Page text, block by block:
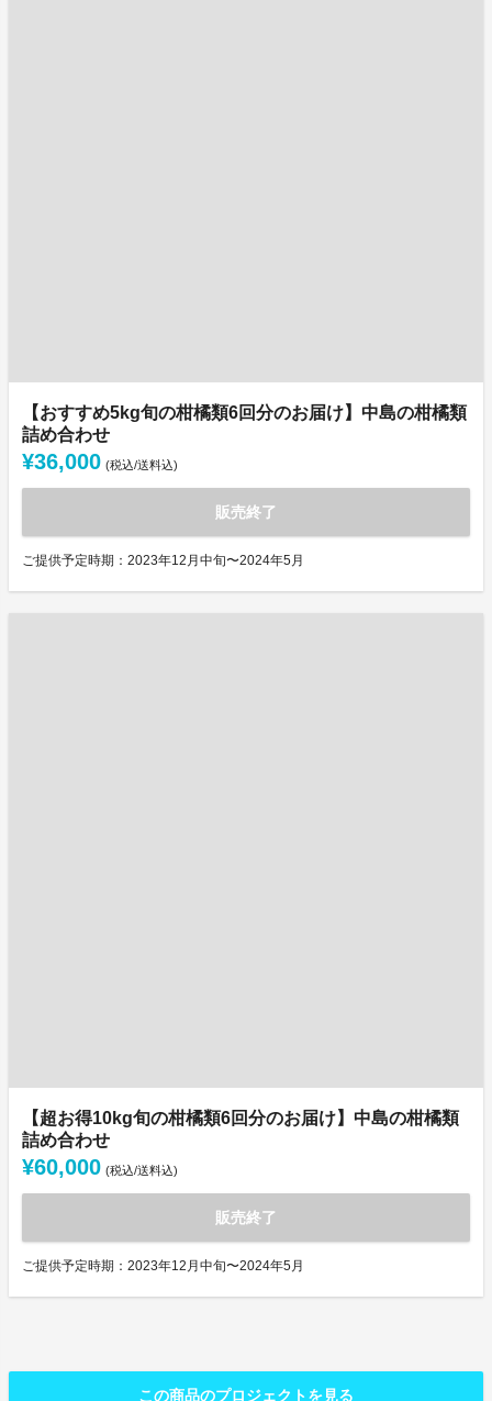
【おすすめ5kg旬の柑橘類6回分のお届け】中島の柑橘類
詰め合わせ
¥36,000 (税込/送料込)
販売終了
ご提供予定時期：2023年12月中旬〜2024年5月
【超お得10kg旬の柑橘類6回分のお届け】中島の柑橘類
詰め合わせ
¥60,000 (税込/送料込)
販売終了
ご提供予定時期：2023年12月中旬〜2024年5月
この商品のプロジェクトを見る